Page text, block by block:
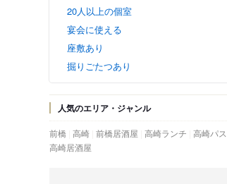
20人以上の個室
宴会に使える
座敷あり
掘りごたつあり
人気のエリア・ジャンル
前橋 高崎 前橋居酒屋 高崎ランチ 高崎パ
高崎居酒屋